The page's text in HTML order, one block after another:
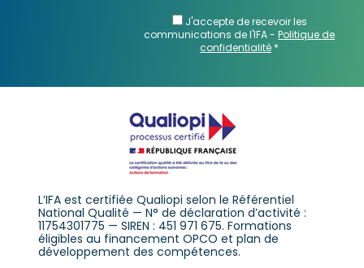
J'accepte de recevoir les
communications de l'IFA -Politique de
confidentialité *
L’IFA est certifiée Qualiopi selon le Référentiel
National Qualité — N° de déclaration d’activité :
11754301775 — SIREN : 451 971 675. Formations
éligibles au financement OPCO et plan de
développement des compétences.